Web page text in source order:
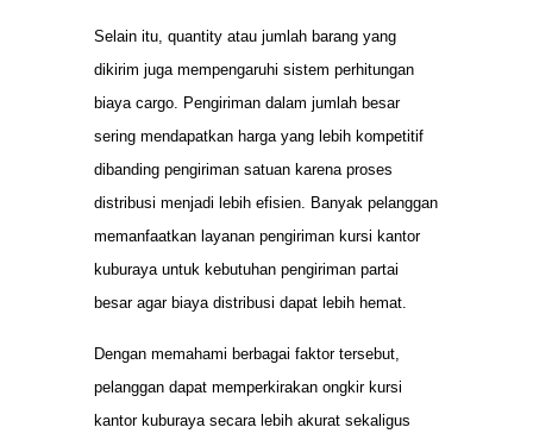
Selain itu, quantity atau jumlah barang yang
dikirim juga mempengaruhi sistem perhitungan
biaya cargo. Pengiriman dalam jumlah besar
sering mendapatkan harga yang lebih kompetitif
dibanding pengiriman satuan karena proses
distribusi menjadi lebih efisien. Banyak pelanggan
memanfaatkan layanan pengiriman kursi kantor
kuburaya untuk kebutuhan pengiriman partai
besar agar biaya distribusi dapat lebih hemat.
Dengan memahami berbagai faktor tersebut,
pelanggan dapat memperkirakan ongkir kursi
kantor kuburaya secara lebih akurat sekaligus